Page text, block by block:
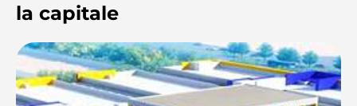
la capitale